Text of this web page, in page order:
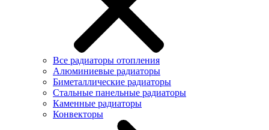
Все радиаторы отопления
Алюминиевые радиаторы
Биметаллические радиаторы
Стальные панельные радиаторы
Каменные радиаторы
Конвекторы